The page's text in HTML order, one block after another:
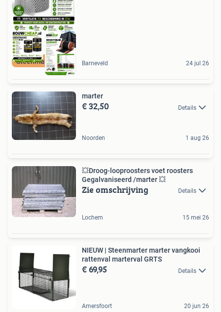
Steenmarter gaas Barneveld 24 jul 26
marter
€ 32,50 Details
Noorden 1 aug 26
💥Droog-looproosters voet roosters
Gegalvaniseerd /marter 💥
Zie omschrijving Details
Lochem 15 mei 26
NIEUW | Steenmarter marter vangkooi
rattenval marterval GRTS
€ 69,95 Details
Amersfoort 20 jun 26